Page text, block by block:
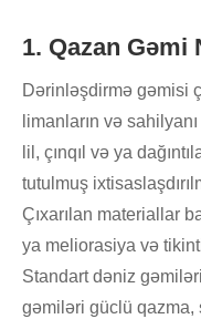
1. Qazan Gəmi
Dərinləşdirmə gəmisi
limanların və
lil, çınqıl və ya
tutulmuş
Çıxarılan materiallar
ya meliorasiya və
Standart dəniz
gəmiləri güclü qazma,